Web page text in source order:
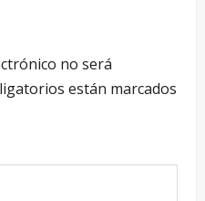
no será
están marcados